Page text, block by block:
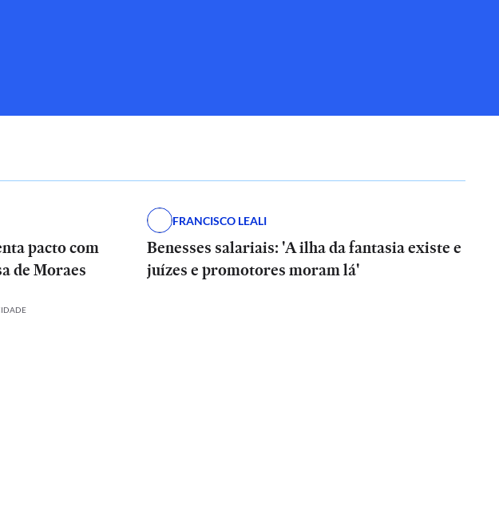
pacto com
de Moraes
FRANCISCO LEALI
Benesses salariais: 'A ilha da fantasia existe e
juízes e promotores moram lá'